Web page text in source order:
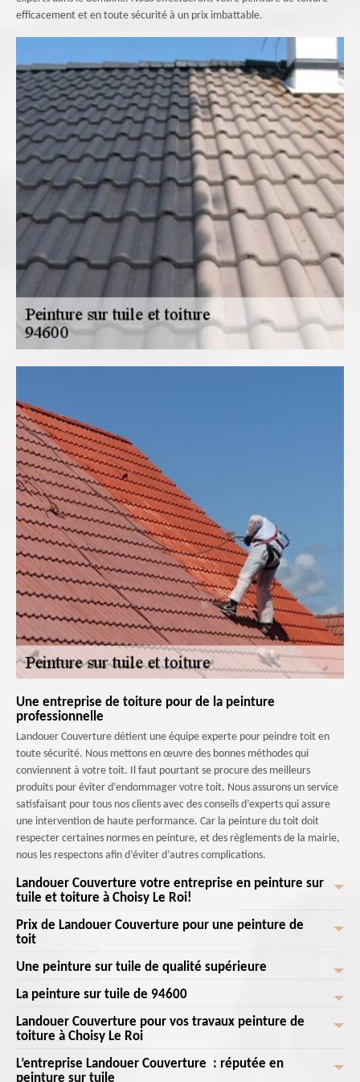
efficacement et en toute sécurité à un prix imbattable.
Une entreprise de toiture pour de la peinture
professionnelle
Landouer Couverture détient une équipe experte pour peindre toit en
toute sécurité. Nous mettons en œuvre des bonnes méthodes qui
conviennent à votre toit. Il faut pourtant se procure des meilleurs
produits pour éviter d’endommager votre toit. Nous assurons un service
satisfaisant pour tous nos clients avec des conseils d’experts qui assure
une intervention de haute performance. Car la peinture du toit doit
respecter certaines normes en peinture, et des règlements de la mairie,
nous les respectons afin d’éviter d’autres complications.
Landouer Couverture votre entreprise en peinture sur
tuile et toiture à Choisy Le Roi!
Ne laissez pas votre toiture être vulnérable aux intempéries et à l'usure
du temps. Faites le choix de la peinture hydrofuge pour toitures et tuiles
et offrez à votre maison une protection totale et un aspect exceptionnel.
sur tuile et toiture pour en savoir plus et profitez d'une offre spéciale
pour une durée limitée! Hydrofuge à moindre coût, des gammes de
peinture disponibles alors rendez-vous sur notre site ou dans nos locaux!
Prix de Landouer Couverture pour une peinture de
toit
Appliquer de la peinture toiture sur un support propre, et sain est
important. Nous pouvons avant la peinture toiture, changer ou réparer
toit. Notre équipe réalise la peinture de vos tuiles avec des peintures
hydrofuge, qui offre une protection et un air neuf à la maison.
L’utilisation d’une peinture de qualité préserve les matériaux du toit de
l’humidité et de la saleté, tout en leur offrant une fraîcheur.
Une peinture sur tuile de qualité supérieure
Les peintures pour tuiles peuvent généralement être utilisées de suite.
Pour la quantité, 1 litre de peinture peut colorer 5 m² de surface
environ. Si votre peinture est de qualité, elle pourra donner un air soigné
la pollution. Nous sélectionnons pour vous les meilleures peintures avec
La peinture sur tuile de 94600
Afin de protéger nos toits de l’usure causés par les intempéries, la
peinture est un bon choix. Néanmoins, elle demande des
professionnalismes inégalés, mais aussi une propreté du toit à peindre. Il
faut savoir que toutes les peintures ne conviennent pas à tous types de
Landouer Couverture pour vos travaux peinture de
toiture à Choisy Le Roi
Les ardoises, les tuiles en terre cuite ou en béton sont normalement déjà
L’entreprise Landouer Couverture : réputée en
peinture sur tuile